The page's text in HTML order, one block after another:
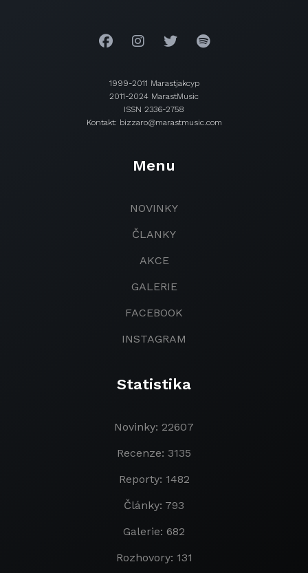
1999-2011 Marastjakcyp
2011-2024 MarastMusic
ISSN 2336-2758
Kontakt: bizzaro@marastmusic.com
Menu
NOVINKY
ČLANKY
AKCE
GALERIE
FACEBOOK
INSTAGRAM
Statistika
Novinky: 22607
Recenze: 3135
Reporty: 1482
Články: 793
Galerie: 682
Rozhovory: 131